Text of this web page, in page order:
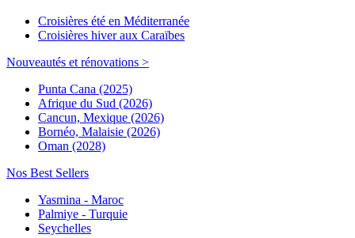
Croisières été en Méditerranée
Croisières hiver aux Caraïbes
Nouveautés et rénovations >
Punta Cana (2025)
Afrique du Sud (2026)
Cancun, Mexique (2026)
Bornéo, Malaisie (2026)
Oman (2028)
Nos Best Sellers
Yasmina - Maroc
Palmiye - Turquie
Seychelles